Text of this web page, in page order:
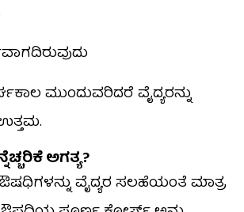
ಮುಂದುವರಿದರೆ ವೈದ್ಯರನ್ನು
ಅಗತ್ಯ?
ವೈದ್ಯರ ಸಲಹೆಯಂತೆ ಮಾತ್ರ